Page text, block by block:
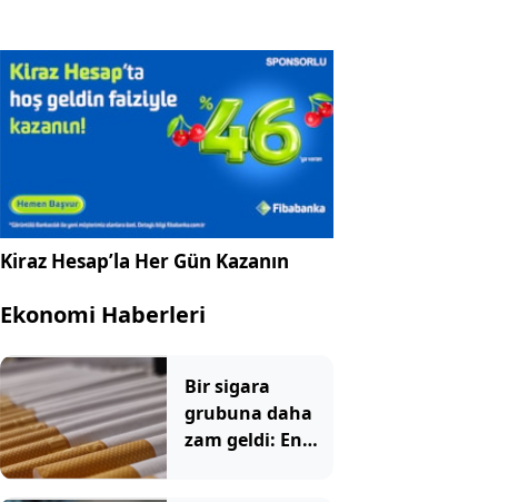
Kiraz Hesap’la Her Gün Kazanın
Ekonomi Haberleri
Bir sigara
grubuna daha
zam geldi: En